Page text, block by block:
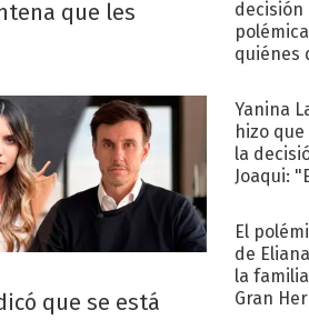
que les
que se está
decisión
quiénes
Yanina
hizo
la
Joaqui:
El
de
la
Gran